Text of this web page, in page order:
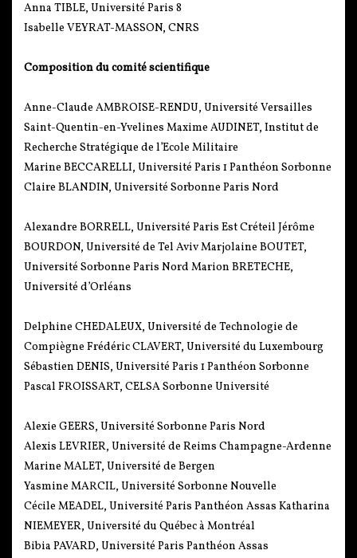
Anna TIBLE, Université Paris 8
Isabelle VEYRAT-MASSON, CNRS
Composition du comité scientifique
Anne-Claude AMBROISE-RENDU, Université Versailles
Saint-Quentin-en-Yvelines Maxime AUDINET, Institut de
Recherche Stratégique de l’Ecole Militaire
Marine BECCARELLI, Université Paris 1 Panthéon Sorbonne
Claire BLANDIN, Université Sorbonne Paris Nord
Alexandre BORRELL, Université Paris Est Créteil Jérôme
BOURDON, Université de Tel Aviv Marjolaine BOUTET,
Université Sorbonne Paris Nord Marion BRETECHE,
Université d’Orléans
Delphine CHEDALEUX, Université de Technologie de
Compiègne Frédéric CLAVERT, Université du Luxembourg
Sébastien DENIS, Université Paris 1 Panthéon Sorbonne
Pascal FROISSART, CELSA Sorbonne Université
Alexie GEERS, Université Sorbonne Paris Nord
Alexis LEVRIER, Université de Reims Champagne-Ardenne
Marine MALET, Université de Bergen
Yasmine MARCIL, Université Sorbonne Nouvelle
Cécile MEADEL, Université Paris Panthéon Assas Katharina
NIEMEYER, Université du Québec à Montréal
Bibia PAVARD, Université Paris Panthéon Assas